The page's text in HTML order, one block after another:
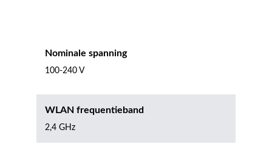
Nominale spanning
100-240 V
WLAN frequentieband
2,4 GHz